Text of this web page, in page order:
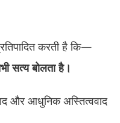
करती है कि—
सत्य बोलता है।
और आधुनिक अस्तित्ववाद